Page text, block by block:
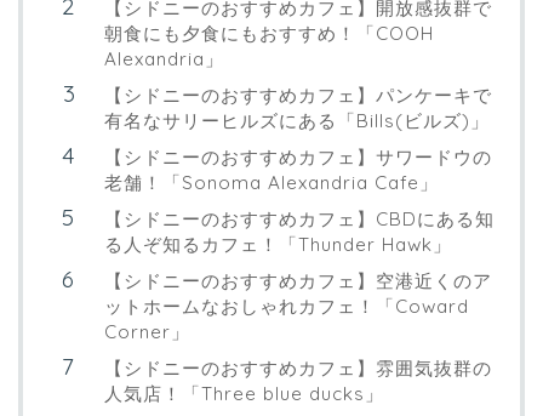
【シドニーのおすすめカフェ】開放感抜群で
朝食にも夕食にもおすすめ！「COOH
Alexandria」
【シドニーのおすすめカフェ】パンケーキで
有名なサリーヒルズにある「Bills(ビルズ)」
【シドニーのおすすめカフェ】サワードウの
老舗！「Sonoma Alexandria Cafe」
【シドニーのおすすめカフェ】CBDにある知
る人ぞ知るカフェ！「Thunder Hawk」
【シドニーのおすすめカフェ】空港近くのア
ットホームなおしゃれカフェ！「Coward
Corner」
【シドニーのおすすめカフェ】雰囲気抜群の
人気店！「Three blue ducks」